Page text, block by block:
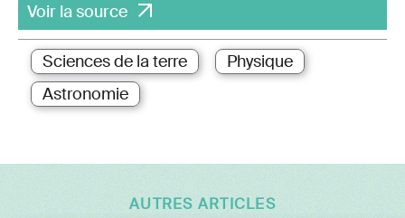
Voir la source
Sciences de la terre
Physique
Astronomie
AUTRES ARTICLES